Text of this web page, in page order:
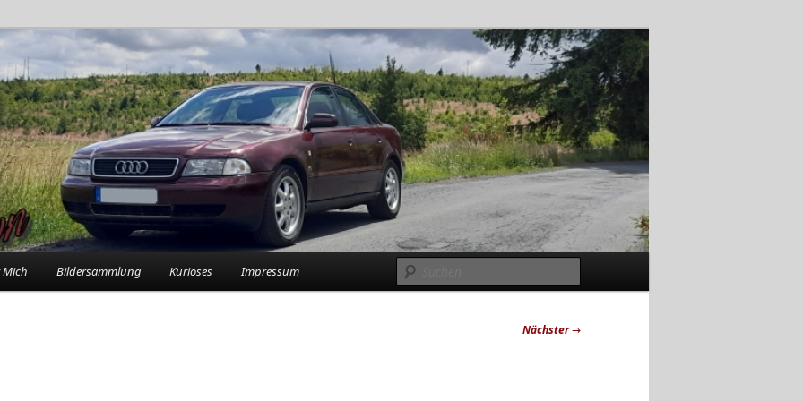
in der Garage
Bildersammlung Kurioses Impressum
Nächster→